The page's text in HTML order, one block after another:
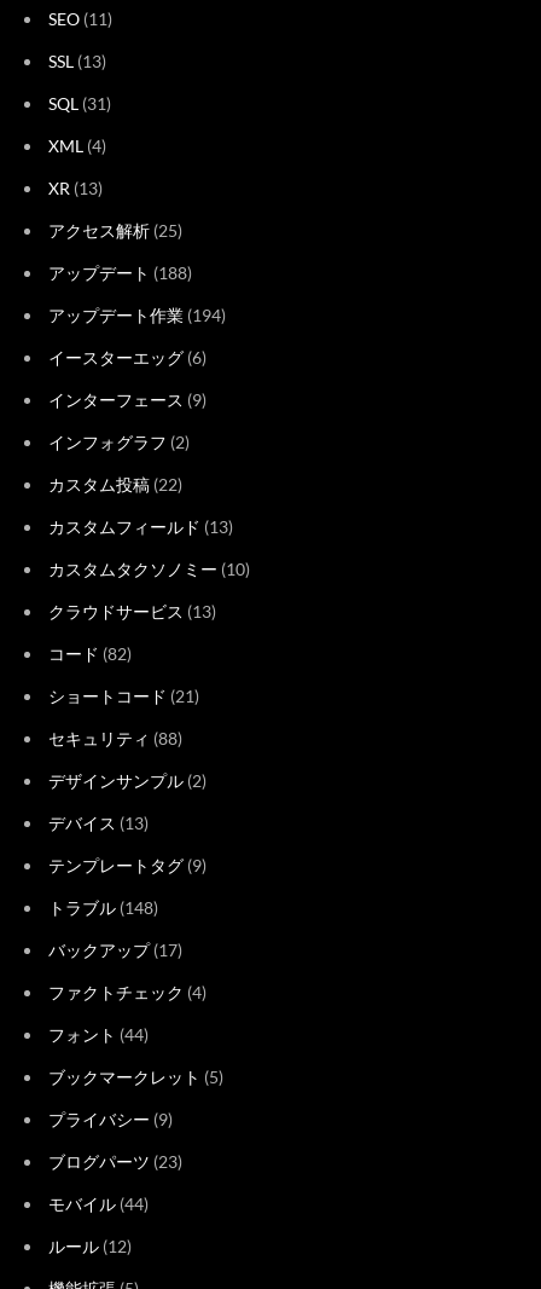
SEO (11)
SSL (13)
SQL (31)
XML (4)
XR (13)
アクセス解析 (25)
アップデート (188)
アップデート作業 (194)
イースターエッグ (6)
インターフェース (9)
インフォグラフ (2)
カスタム投稿 (22)
カスタムフィールド (13)
カスタムタクソノミー (10)
クラウドサービス (13)
コード (82)
ショートコード (21)
セキュリティ (88)
デザインサンプル (2)
デバイス (13)
テンプレートタグ (9)
トラブル (148)
バックアップ(17)
ファクトチェック (4)
フォント (44)
ブックマークレット (5)
プライバシー (9)
ブログパーツ (23)
モバイル (44)
ルール (12)